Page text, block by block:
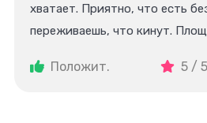
хватает. Приятно, что есть
переживаешь, что кинут.
акциях, пару раз давали
Положит. 5 / 5